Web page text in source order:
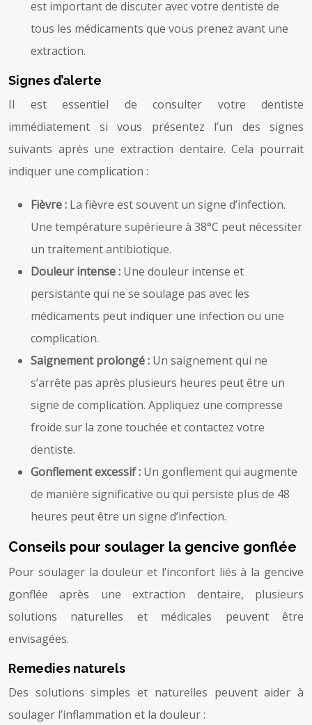
est important de discuter avec votre dentiste de
tous les médicaments que vous prenez avant une
extraction.
Signes d’alerte
Il est essentiel de consulter votre dentiste
immédiatement si vous présentez l’un des signes
suivants après une extraction dentaire. Cela pourrait
indiquer une complication :
Fièvre : La fièvre est souvent un signe d’infection.
Une température supérieure à 38°C peut nécessiter
un traitement antibiotique.
Douleur intense : Une douleur intense et
persistante qui ne se soulage pas avec les
médicaments peut indiquer une infection ou une
complication.
Saignement prolongé : Un saignement qui ne
s’arrête pas après plusieurs heures peut être un
signe de complication. Appliquez une compresse
froide sur la zone touchée et contactez votre
dentiste.
Gonflement excessif : Un gonflement qui augmente
de manière significative ou qui persiste plus de 48
heures peut être un signe d’infection.
Conseils pour soulager la gencive gonflée
Pour soulager la douleur et l’inconfort liés à la gencive
gonflée après une extraction dentaire, plusieurs
solutions naturelles et médicales peuvent être
envisagées.
Remedies naturels
Des solutions simples et naturelles peuvent aider à
soulager l’inflammation et la douleur :